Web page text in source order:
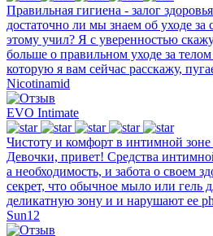
Правильная гигиена - залог
достаточно ли мы знаем об уходе за
этому учил? Я с уверенностью
больше о правильном уходе за
которую я вам сейчас расскажу,
Nicotinamid
EVO Intimate
Чистоту и комфорт в интимной
Девочки, привет! Средства
а необходимость, и забота о своем
секрет, что обычное мыло или гель
деликатную зону и и нарушают ее
Sun12